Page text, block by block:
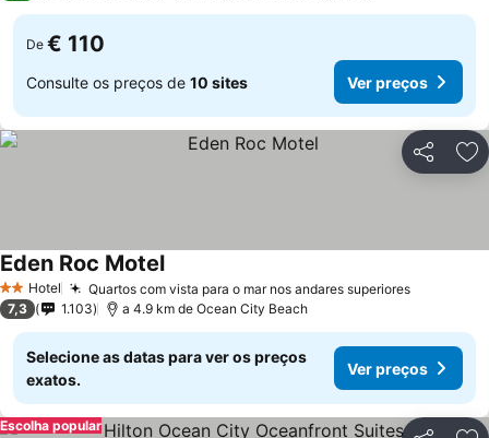
De € 110
Consulte os preços de 10 sites Ver preços
Partilhar
2 Estrelas
Hotel Quartos com vista para o mar nos andares superioresVer
Eden Roc MotelVer preços
7,3 1.103 a 4.9 km de Ocean City Beach
Selecione as datas para ver os preços
exatos.
Ver preços
Escolha popular